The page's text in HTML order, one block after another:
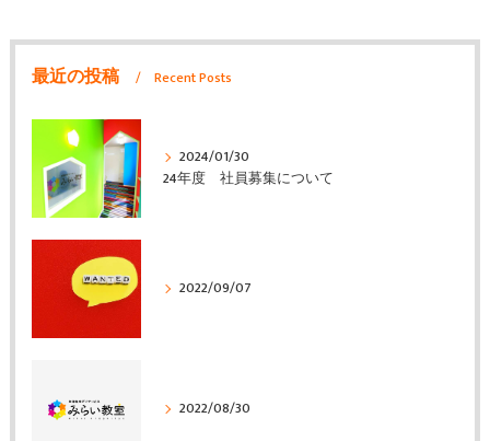
最近の投稿 Recent Posts
2024/01/30
24年度 社員募集について
2022/09/07
2022/08/30